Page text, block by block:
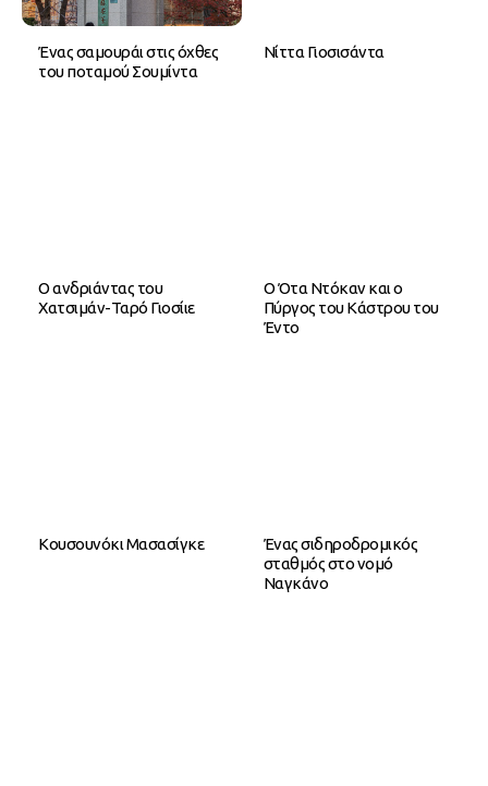
Ένας σαμουράι στις όχθες
του ποταμού Σουμίντα
Νίττα Γιοσισάντα
Ο ανδριάντας του
Χατσιμάν-Ταρό Γιοσίιε
Ο Ότα Ντόκαν και ο
Πύργος του Κάστρου του
Έντο
Κουσουνόκι Μασασίγκε
Ένας σιδηροδρομικός
σταθμός στο νομό
Ναγκάνο